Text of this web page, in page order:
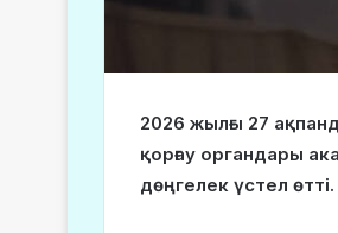
2026 жылғы 27
қорғау органдары
дөңгелек үстел өтті.